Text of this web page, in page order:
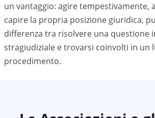
un vantaggio: agire tempestivamente,
capire la propria posizione giuridica,
differenza tra risolvere una questione
stragiudiziale e trovarsi coinvolti in un
procedimento.